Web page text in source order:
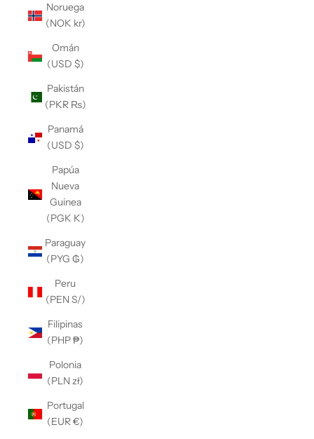
Noruega
(NOK kr)
Omán
(USD $)
Pakistán
(PKR ₨)
Panamá
(USD $)
Papúa
Nueva
Guinea
(PGK K)
Paraguay
(PYG ₲)
Peru
(PEN S/)
Filipinas
(PHP ₱)
Polonia
(PLN zł)
Portugal
(EUR €)